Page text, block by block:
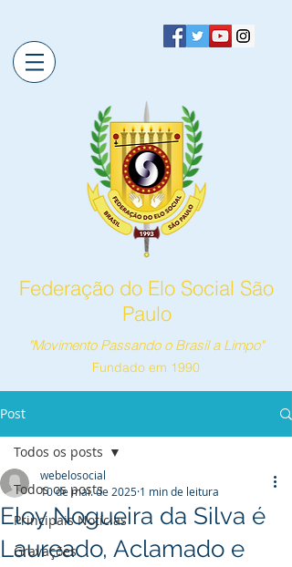
Federação do Elo Social São
Paulo
"Movimento Passando o Brasil a Limpo"
Fundado em 1990
Post
Todos os posts
Principais Notícias
Gravações
Todos os posts
Eloy Nogueira da Silva é
Laureado, Aclamado e
webelosocial
10 de mai. de 2025 1 min de leitura